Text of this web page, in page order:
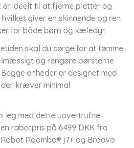
er ideelt til at fjerne pletter og
giver en skinnende og ren
for både børn og kæledyr.
skal du sørge for at tømme
og rengøre børsterne
enheder er designet med
kræver minimal
leg med dette uovertrufne
rabatpris på 6499 DKK fra
Roomba® j7+ og Braava